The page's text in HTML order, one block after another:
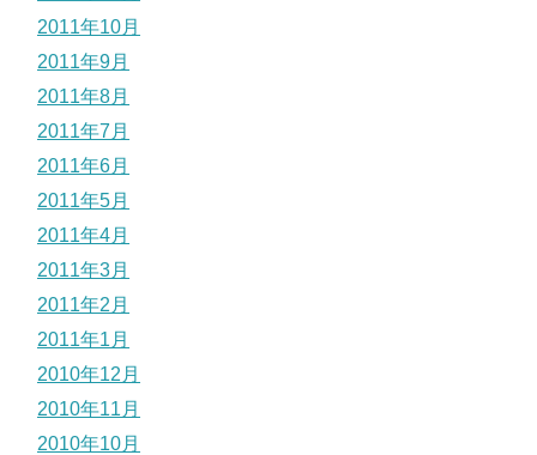
2011年10月
2011年9月
2011年8月
2011年7月
2011年6月
2011年5月
2011年4月
2011年3月
2011年2月
2011年1月
2010年12月
2010年11月
2010年10月